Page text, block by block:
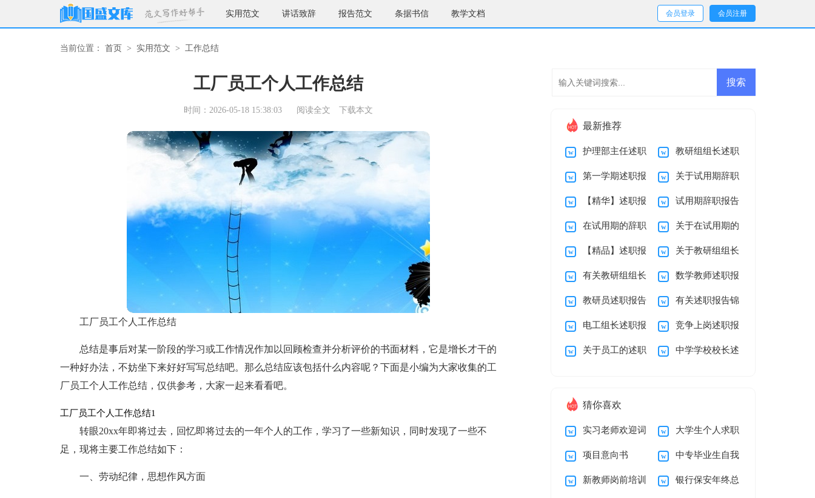
实用范文 讲话致辞 报告范文 条据书信 教学文档 会员登录 会员注册
当前位置： 首页 > 实用范文 > 工作总结
工厂员工个人工作总结
时间：2026-05-18 15:38:03 阅读全文 下载本文
工厂员工个人工作总结
总结是事后对某一阶段的学习或工作情况作加以回顾检查并分析评价的书面材料，它是增长才干的
一种好办法，不妨坐下来好好写写总结吧。那么总结应该包括什么内容呢？下面是小编为大家收集的工
厂员工个人工作总结，仅供参考，大家一起来看看吧。
工厂员工个人工作总结1
转眼20xx年即将过去，回忆即将过去的一年个人的工作，学习了一些新知识，同时发现了一些不
足，现将主要工作总结如下：
一、劳动纪律，思想作风方面
最新推荐
护理部主任述职
报告
教研组组长述职
报告合集9篇
第一学期述职报
告5篇
关于试用期辞职
报告模板汇总八篇
【精华】述职报
告合集7篇
试用期辞职报告
范文集锦10篇
在试用期的辞职
报告模板汇总十篇
关于在试用期的
辞职报告模板汇总6
篇
【精品】述职报
告锦集9篇
关于教研组组长
述职报告四篇
有关教研组组长
述职报告4篇
数学教师述职报
告
教研员述职报告
三篇
有关述职报告锦
集七篇
电工组长述职报
告
竞争上岗述职报
告4篇
关于员工的述职 中学学校校长述
猜你喜欢
实习老师欢迎词 大学生个人求职
简历自我介绍
项目意向书 中专毕业生自我
鉴定
新教师岗前培训 银行保安年终总